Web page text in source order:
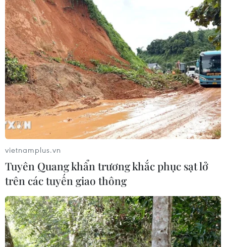
vietnamplus.vn
Tuyên Quang khẩn trương khắc phục sạt lở
trên các tuyến giao thông